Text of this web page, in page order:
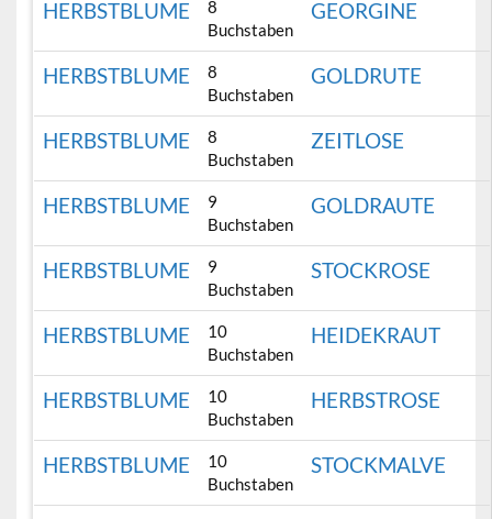
HERBSTBLUME
8
Buchstaben
GEORGINE
HERBSTBLUME
8
Buchstaben
GOLDRUTE
HERBSTBLUME
8
Buchstaben
ZEITLOSE
HERBSTBLUME
9
Buchstaben
GOLDRAUTE
HERBSTBLUME
9
Buchstaben
STOCKROSE
HERBSTBLUME
10
Buchstaben
HEIDEKRAUT
HERBSTBLUME
10
Buchstaben
HERBSTROSE
HERBSTBLUME
10
Buchstaben
STOCKMALVE